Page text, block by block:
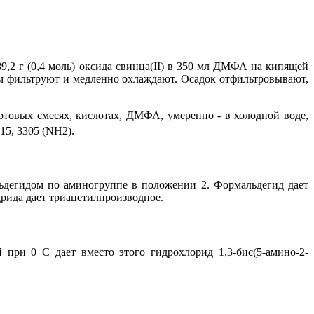
г (0,4 моль) оксида свинца(II) в 350 мл ДМФА на кипящей
фильтруют и медленно охлаждают. Осадок отфильтровывают,
смесях, кислотах, ДМФА, умеренно - в холодной воде,
3305 (NH2).
по аминогруппе в положении 2. Формальдегид дает
дает триацетилпроизводное.
при 0 С дает вместо этого гидрохлорид 1,3-бис(5-амино-2-